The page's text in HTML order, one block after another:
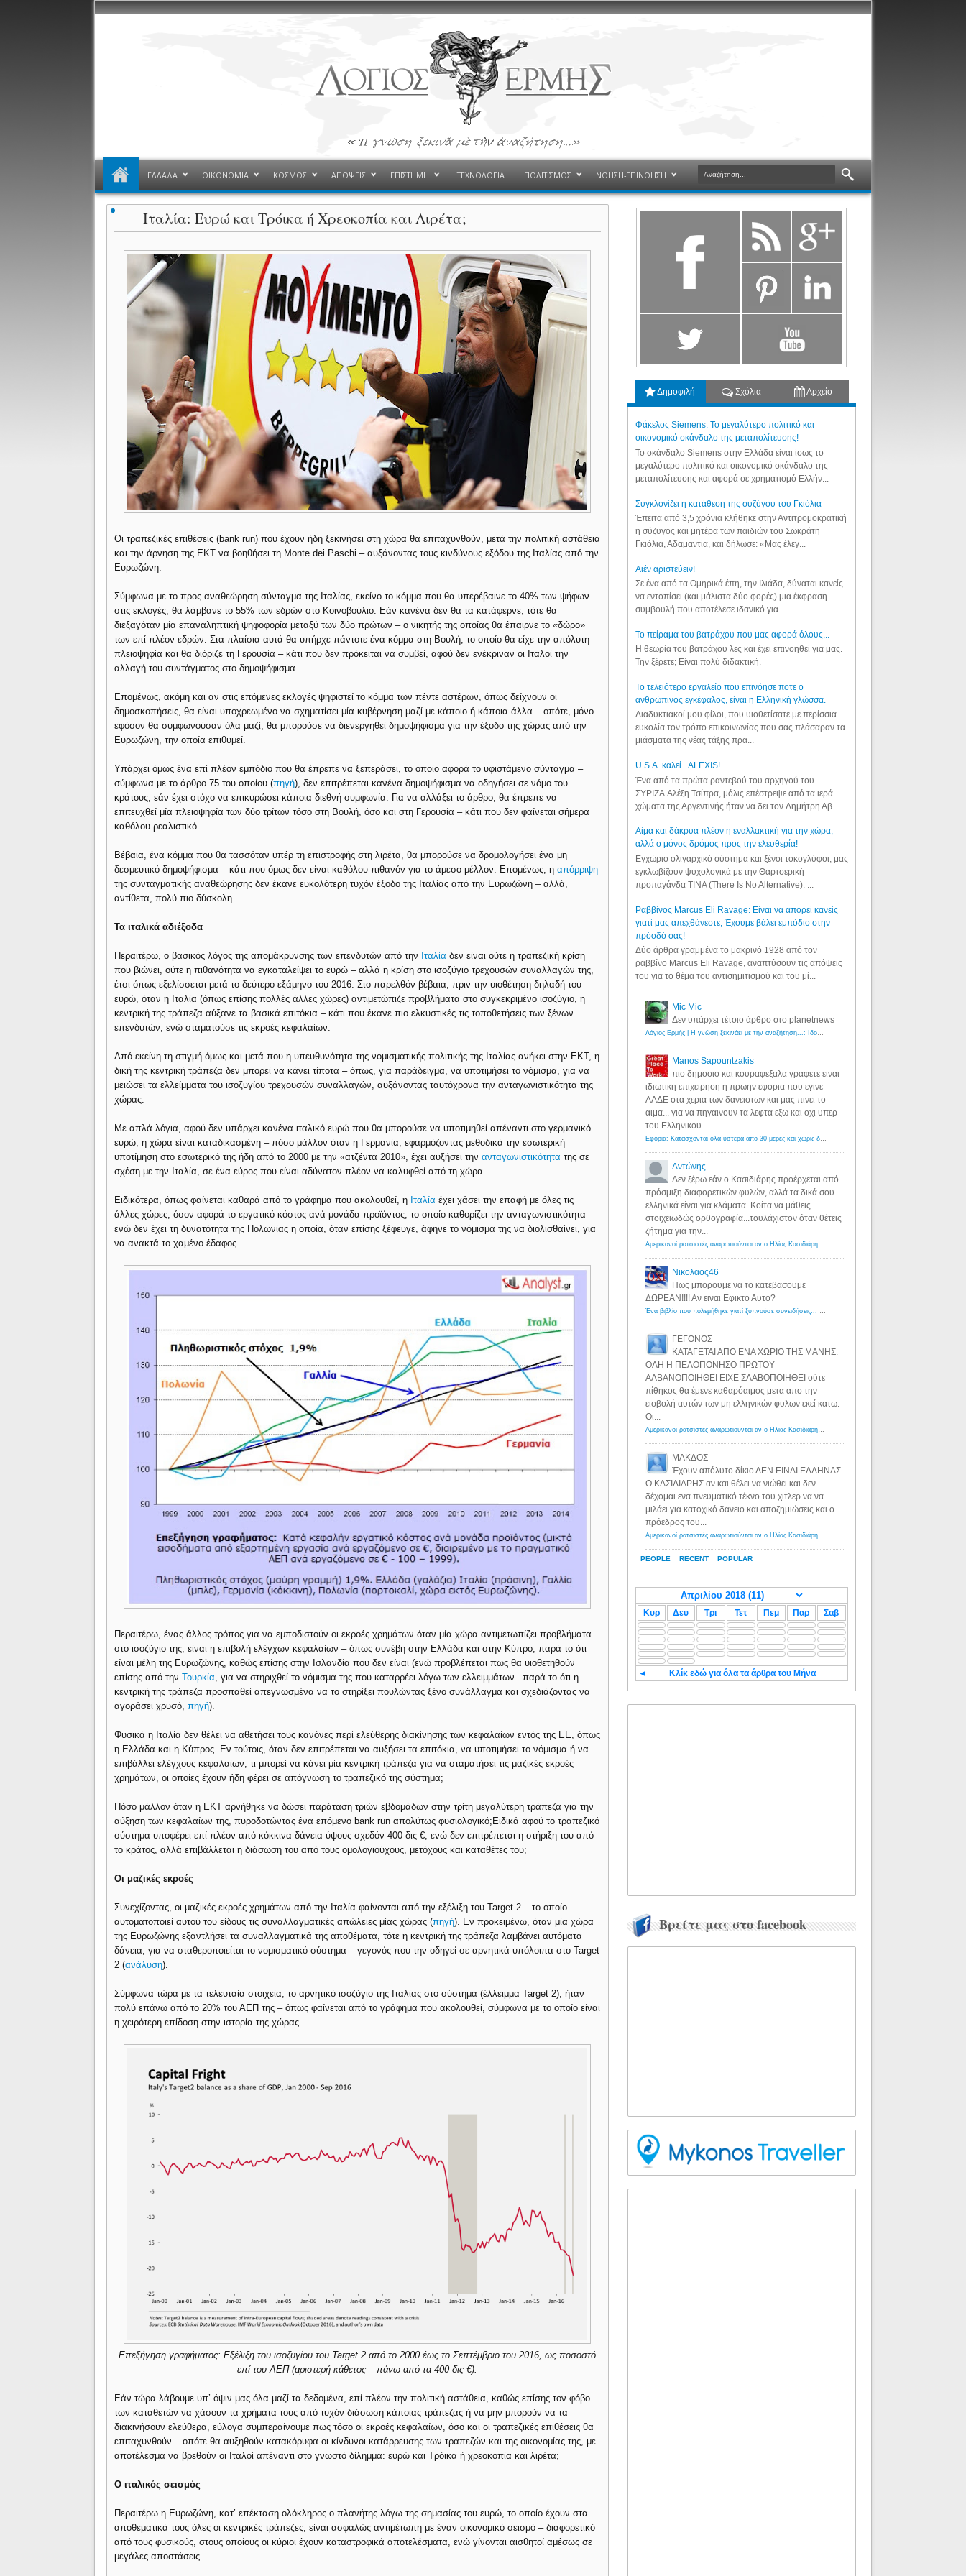
ΕΛΛΑΔΑ ΟΙΚΟΝΟΜΙΑ ΚΟΣΜΟΣ ΑΠΟΨΕΙΣ ΕΠΙΣΤΗΜΗ ΤΕΧΝΟΛΟΓΙΑ ΠΟΛΙΤΙΣΜΟΣ ΝΟΗΣΗ-ΕΠΙΝΟΗΣΗ
Ιταλία: Ευρώ και Τρόικα ή Χρεοκοπία και Λιρέτα;
Οι τραπεζικές επιθέσεις (bank run) που έχουν ήδη ξεκινήσει στη χώρα θα επιταχυνθούν, μετά την πολιτική αστάθεια
και την άρνηση της ΕΚΤ να βοηθήσει τη Monte dei Paschi – αυξάνοντας τους κινδύνους εξόδου της Ιταλίας από την
Ευρωζώνη.
Σύμφωνα με το προς αναθεώρηση σύνταγμα της Ιταλίας, εκείνο το κόμμα που θα υπερέβαινε το 40% των ψήφων
στις εκλογές, θα λάμβανε το 55% των εδρών στο Κοινοβούλιο. Εάν κανένα δεν θα τα κατάφερνε, τότε θα
διεξαγόταν μία επαναληπτική ψηφοφορία μεταξύ των δύο πρώτων – ο νικητής της οποίας θα έπαιρνε το «δώρο»
των επί πλέον εδρών. Στα πλαίσια αυτά θα υπήρχε πάντοτε ένα κόμμα στη Βουλή, το οποίο θα είχε την απόλυτη
πλειοψηφία και θα διόριζε τη Γερουσία – κάτι που δεν πρόκειται να συμβεί, αφού δεν ενέκριναν οι Ιταλοί την
αλλαγή του συντάγματος στο δημοψήφισμα.
Επομένως, ακόμη και αν στις επόμενες εκλογές ψηφιστεί το κόμμα των πέντε αστέρων, όπως δείχνουν οι
δημοσκοπήσεις, θα είναι υποχρεωμένο να σχηματίσει μία κυβέρνηση μαζί με κάποιο ή κάποια άλλα – οπότε, μόνο
εφόσον θα συμφωνούσαν όλα μαζί, θα μπορούσε να διενεργηθεί δημοψήφισμα για την έξοδο της χώρας από την
Ευρωζώνη, την οποία επιθυμεί.
Υπάρχει όμως ένα επί πλέον εμπόδιο που θα έπρεπε να ξεπεράσει, το οποίο αφορά το υφιστάμενο σύνταγμα –
σύμφωνα με το άρθρο 75 του οποίου (πηγή), δεν επιτρέπεται κανένα δημοψήφισμα να οδηγήσει σε νόμο του
κράτους, εάν έχει στόχο να επικυρώσει κάποια διεθνή συμφωνία. Για να αλλάξει το άρθρο, θα έπρεπε να
επιτευχθεί μία πλειοψηφία των δύο τρίτων τόσο στη Βουλή, όσο και στη Γερουσία – κάτι που δεν φαίνεται σήμερα
καθόλου ρεαλιστικό.
Βέβαια, ένα κόμμα που θα τασσόταν υπέρ τη επιστροφής στη λιρέτα, θα μπορούσε να δρομολογήσει ένα μη
δεσμευτικό δημοψήφισμα – κάτι που όμως δεν είναι καθόλου πιθανόν για το άμεσο μέλλον. Επομένως, ηαπόρριψη
της συνταγματικής αναθεώρησης δεν έκανε ευκολότερη τυχόν έξοδο της Ιταλίας από την Ευρωζώνη – αλλά,
αντίθετα, πολύ πιο δύσκολη.
Τα ιταλικά αδιέξοδα
Περαιτέρω, ο βασικός λόγος της απομάκρυνσης των επενδυτών από την Ιταλία δεν είναι ούτε η τραπεζική κρίση
που βιώνει, ούτε η πιθανότητα να εγκαταλείψει το ευρώ – αλλά η κρίση στο ισοζύγιο τρεχουσών συναλλαγών της,
έτσι όπως εξελίσσεται μετά το δεύτερο εξάμηνο του 2016. Στο παρελθόν βέβαια, πριν την υιοθέτηση δηλαδή του
ευρώ, όταν η Ιταλία (όπως επίσης πολλές άλλες χώρες) αντιμετώπιζε προβλήματα στο συγκεκριμένο ισοζύγιο, η
κεντρική της τράπεζα αύξανε τα βασικά επιτόκια – κάτι που έκανε πιο ελκυστικές τις τοποθετήσεις των ξένων
επενδυτών, ενώ σταματούσε τις εκροές κεφαλαίων.
Από εκείνη τη στιγμή όμως και μετά που η υπευθυνότητα της νομισματικής πολιτικής της Ιταλίας ανήκει στην ΕΚΤ, η
δική της κεντρική τράπεζα δεν μπορεί να κάνει τίποτα – όπως, για παράδειγμα, να υποτιμήσει το νόμισμα, για να
μειώσει τα ελλείμματα του ισοζυγίου τρεχουσών συναλλαγών, αυξάνοντας ταυτόχρονα την ανταγωνιστικότητα της
χώρας.
Με απλά λόγια, αφού δεν υπάρχει κανένα ιταλικό ευρώ που θα μπορούσε να υποτιμηθεί απέναντι στο γερμανικό
ευρώ, η χώρα είναι καταδικασμένη – πόσο μάλλον όταν η Γερμανία, εφαρμόζοντας μεθοδικά την εσωτερική
υποτίμηση στο εσωτερικό της ήδη από το 2000 με την «ατζέντα 2010», έχει αυξήσει τηνανταγωνιστικότητα της σε
σχέση με την Ιταλία, σε ένα εύρος που είναι αδύνατον πλέον να καλυφθεί από τη χώρα.
Ειδικότερα, όπως φαίνεται καθαρά από το γράφημα που ακολουθεί, η Ιταλία έχει χάσει την επαφή με όλες τις
άλλες χώρες, όσον αφορά το εργατικό κόστος ανά μονάδα προϊόντος, το οποίο καθορίζει την ανταγωνιστικότητα –
ενώ δεν έχει τη δυνατότητα της Πολωνίας η οποία, όταν επίσης ξέφευγε, άφηνε το νόμισμα της να διολισθαίνει, για
να ανακτά το χαμένο έδαφος.
Περαιτέρω, ένας άλλος τρόπος για να εμποδιστούν οι εκροές χρημάτων όταν μία χώρα αντιμετωπίζει προβλήματα
στο ισοζύγιο της, είναι η επιβολή ελέγχων κεφαλαίων – όπως συνέβη στην Ελλάδα και στην Κύπρο, παρά το ότι
είναι μέλη της Ευρωζώνης, καθώς επίσης στην Ισλανδία που δεν είναι (ενώ προβλέπεται πως θα υιοθετηθούν
επίσης από τηνΤουρκία, για να στηριχθεί το νόμισμα της που καταρρέει λόγω των ελλειμμάτων– παρά το ότι η
κεντρική της τράπεζα προσπαθεί απεγνωσμένα να το στηρίξει πουλώντας ξένο συνάλλαγμα και σχεδιάζοντας να
αγοράσει χρυσό,πηγή).
Φυσικά η Ιταλία δεν θέλει να αθετήσει τους κανόνες περί ελεύθερης διακίνησης των κεφαλαίων εντός της ΕΕ, όπως
η Ελλάδα και η Κύπρος. Εν τούτοις, όταν δεν επιτρέπεται να αυξήσει τα επιτόκια, να υποτιμήσει το νόμισμα ή να
επιβάλλει ελέγχους κεφαλαίων, τι μπορεί να κάνει μία κεντρική τράπεζα για να σταματήσει τις μαζικές εκροές
χρημάτων, οι οποίες έχουν ήδη φέρει σε απόγνωση το τραπεζικό της σύστημα;
Πόσο μάλλον όταν η ΕΚΤ αρνήθηκε να δώσει παράταση τριών εβδομάδων στην τρίτη μεγαλύτερη τράπεζα για την
αύξηση των κεφαλαίων της, πυροδοτώντας ένα επόμενο bank run απολύτως φυσιολογικό;Ειδικά αφού το τραπεζικό
σύστημα υποφέρει επί πλέον από κόκκινα δάνεια ύψους σχεδόν 400 δις €, ενώ δεν επιτρέπεται η στήριξη του από
το κράτος, αλλά επιβάλλεται η διάσωση του από τους ομολογιούχους, μετόχους και καταθέτες του;
Οι μαζικές εκροές
Συνεχίζοντας, οι μαζικές εκροές χρημάτων από την Ιταλία φαίνονται από την εξέλιξη του Target 2 – το οποίο
αυτοματοποιεί αυτού του είδους τις συναλλαγματικές απώλειες μίας χώρας (πηγή). Εν προκειμένω, όταν μία χώρα
της Ευρωζώνης εξαντλήσει τα συναλλαγματικά της αποθέματα, τότε η κεντρική της τράπεζα λαμβάνει αυτόματα
δάνεια, για να σταθεροποιείται το νομισματικό σύστημα – γεγονός που την οδηγεί σε αρνητικά υπόλοιπα στο Target
2 (ανάλυση).
Σύμφωνα τώρα με τα τελευταία στοιχεία, το αρνητικό ισοζύγιο της Ιταλίας στο σύστημα (έλλειμμα Target 2), ήταν
πολύ επάνω από το 20% του ΑΕΠ της – όπως φαίνεται από το γράφημα που ακολουθεί, σύμφωνα με το οποίο είναι
η χειρότερη επίδοση στην ιστορία της χώρας.
Επεξήγηση γραφήματος: Εξέλιξη του ισοζυγίου του Target 2 από το 2000 έως το Σεπτέμβριο του 2016, ως ποσοστό
επί του ΑΕΠ (αριστερή κάθετος – πάνω από τα 400 δις €).
Εάν τώρα λάβουμε υπ’ όψιν μας όλα μαζί τα δεδομένα, επί πλέον την πολιτική αστάθεια, καθώς επίσης τον φόβο
των καταθετών να χάσουν τα χρήματα τους από τυχόν διάσωση κάποιας τράπεζας ή να μην μπορούν να τα
διακινήσουν ελεύθερα, εύλογα συμπεραίνουμε πως τόσο οι εκροές κεφαλαίων, όσο και οι τραπεζικές επιθέσεις θα
επιταχυνθούν – οπότε θα αυξηθούν κατακόρυφα οι κίνδυνοι κατάρρευσης των τραπεζών και της οικονομίας της, με
αποτέλεσμα να βρεθούν οι Ιταλοί απέναντι στο γνωστό δίλημμα: ευρώ και Τρόικα ή χρεοκοπία και λιρέτα;
Ο ιταλικός σεισμός
Περαιτέρω η Ευρωζώνη, κατ’ επέκταση ολόκληρος ο πλανήτης λόγω της σημασίας του ευρώ, το οποίο έχουν στα
αποθεματικά τους όλες οι κεντρικές τράπεζες, είναι ασφαλώς αντιμέτωπη με έναν οικονομικό σεισμό – διαφορετικό
από τους φυσικούς, στους οποίους οι κύριοι έχουν καταστροφικά αποτελέσματα, ενώ γίνονται αισθητοί αμέσως σε
μεγάλες αποστάσεις.
Δημοφιλή Σχόλια Αρχείο
Φάκελος Siemens: Το μεγαλύτερο πολιτικό και
οικονομικό σκάνδαλο της μεταπολίτευσης!
Το σκάνδαλο Siemens στην Ελλάδα είναι ίσως το
μεγαλύτερο πολιτικό και οικονομικό σκάνδαλο της
μεταπολίτευσης και αφορά σε χρηματισμό Ελλήν...
Συγκλονίζει η κατάθεση της συζύγου του Γκιόλια
Έπειτα από 3,5 χρόνια κλήθηκε στην Αντιτρομοκρατική
η σύζυγος και μητέρα των παιδιών του Σωκράτη
Γκιόλια, Αδαμαντία, και δήλωσε: «Μας έλεγ...
Aιέν αριστεύειν!
Σε ένα από τα Ομηρικά έπη, την Ιλιάδα, δύναται κανείς
να εντοπίσει (και μάλιστα δύο φορές) μια έκφραση-
συμβουλή που αποτέλεσε ιδανικό για...
Το πείραμα του βατράχου που μας αφορά όλους...
Η θεωρία του βατράχου λες και έχει επινοηθεί για μας.
Την ξέρετε; Είναι πολύ διδακτική.
Το τελειότερο εργαλείο που επινόησε ποτε ο
ανθρώπινος εγκέφαλος, είναι η Ελληνική γλώσσα.
Διαδυκτιακοί μου φίλοι, που υιοθετίσατε με περίσσια
ευκολία τον τρόπο επικοινωνίας που σας πλάσαραν τα
μιάσματα της νέας τάξης πρα...
U.S.A. καλεί...ALEXIS!
Ένα από τα πρώτα ραντεβού του αρχηγού του
ΣΥΡΙΖΑ Αλέξη Τσίπρα, μόλις επέστρεψε από τα ιερά
χώματα της Αργεντινής ήταν να δει τον Δημήτρη Αβ...
Αίμα και δάκρυα πλέον η εναλλακτική για την χώρα,
αλλά ο μόνος δρόμος προς την ελευθερία!
Εγχώριο ολιγαρχικό σύστημα και ξένοι τοκογλύφοι, μας
εγκλωβίζουν ψυχολογικά με την Θαρτσερική
προπαγάνδα TINA (There Is No Alternative). ...
Ραββίνος Marcus Eli Ravage: Είναι να απορεί κανείς
γιατί μας απεχθάνεστε; Έχουμε βάλει εμπόδιο στην
πρόοδό σας!
Δύο άρθρα γραμμένα το μακρινό 1928 από τον
ραββίνο Marcus Eli Ravage, αναπτύσουν τις απόψεις
του για το θέμα του αντισημιτισμού και του μί...
PEOPLE RECENT POPULAR
Mic Mic
Δεν υπάρχει τέτοιο άρθρο στο planetnews
Λόγιος Ερμής | Η γνώση ξεκινάει με την αναζήτηση...: Ιδού οι 18 που χρωστούν 11 δις ευρώ!
Manos Sapountzakis
πιο δημοσιο και κουραφεξαλα γραφετε ειναι
ιδιωτικη επιχειρηση η πρωην εφορια που εγινε
ΑΑΔΕ στα χερια των δανειστων και μας πινει το
αιμα... για να πηγαινουν τα λεφτα εξω και οχι υπερ
του Ελληνικου...
Εφορία: Κατάσχονται όλα ύστερα από 30 μέρες και χωρίς δικαστικές αποφάσεις - Λόγιος Ερμής
Αντώνης
Δεν ξέρω εάν ο Κασιδιάρης προέρχεται από
πρόσμιξη διαφορετικών φυλών, αλλά τα δικά σου
ελληνικά είναι για κλάματα. Κοίτα να μάθεις
στοιχειωδώς ορθογραφία...τουλάχιστον όταν θέτεις
ζήτημα για την...
Αμερικανοί ρατσιστές αναρωτιούνται αν ο Ηλίας Κασιδιάρης ανήκει στη λευκή φυλή... - Λόγιος Ερμής
Νικολαος46
Πως μπορουμε να το κατεβασουμε
ΔΩΡΕΑΝ!!!! Αν ειναι Εφικτο Αυτο?
Ένα βιβλίο που πολεμήθηκε γιατί ξυπνούσε συνειδήσεις... - Λόγιος Ερμής | Η γνώση ξεκινάει με την αναζήτηση...
ΓΕΓΟΝΟΣ
ΚΑΤΑΓΕΤΑΙ ΑΠΟ ΕΝΑ ΧΩΡΙΟ ΤΗΣ ΜΑΝΗΣ.
ΟΛΗ Η ΠΕΛΟΠΟΝΗΣΟ ΠΡΩΤΟΥ
ΑΛΒΑΝΟΠΟΙΗΘΕΙ ΕΙΧΕ ΣΛΑΒΟΠΟΙΗΘΕΙ ούτε
πίθηκος θα έμενε καθαρόαιμος μετα απο την
εισβολή αυτών των μη ελληνικών φυλων εκεί κατω.
Οι...
Αμερικανοί ρατσιστές αναρωτιούνται αν ο Ηλίας Κασιδιάρης ανήκει στη λευκή φυλή... - Λόγιος Ερμής
ΜΑΚΔΟΣ
Έχουν απόλυτο δίκιο ΔΕΝ ΕΙΝΑΙ ΕΛΛΗΝΑΣ
Ο ΚΑΣΙΔΙΑΡΗΣ αν και θέλει να νιώθει και δεν
δέχομαι ενα πνευματικό τέκνο του χιτλερ να να
μιλάει για κατοχικό δανειο και αποζημιώσεις και ο
πρόεδρος του...
Αμερικανοί ρατσιστές αναρωτιούνται αν ο Ηλίας Κασιδιάρης ανήκει στη λευκή φυλή... - Λόγιος Ερμής
Κυρ Δευ Τρι Τετ Πεμ Παρ Σαβ
◄ Κλίκ εδώ για όλα τα άρθρα του Μήνα
Βρείτε μας στο facebook